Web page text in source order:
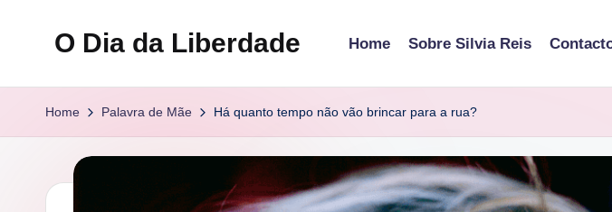
O Dia da Liberdade Home Sobre Silvia Reis
Home Palavra de Mãe Há quanto tempo não vão brincar para a rua?